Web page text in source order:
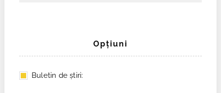
Opţiuni
Buletin de ştiri: